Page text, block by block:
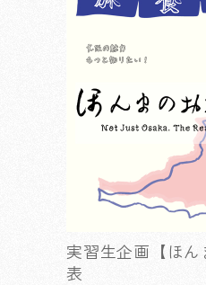
実習生企画【ほ
表